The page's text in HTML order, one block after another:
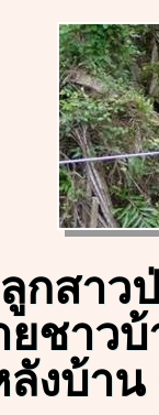
กสาว
ชาว
งบ้าน